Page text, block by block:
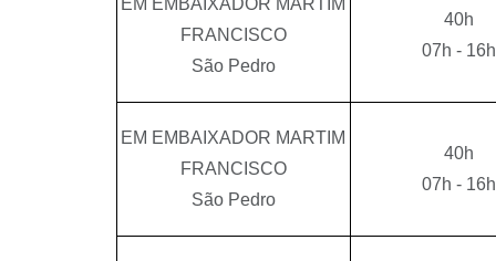
EM EMBAIXADOR MARTIM
FRANCISCO
São Pedro
40h
07h - 16h
EM EMBAIXADOR MARTIM
FRANCISCO
São Pedro
40h
07h - 16h